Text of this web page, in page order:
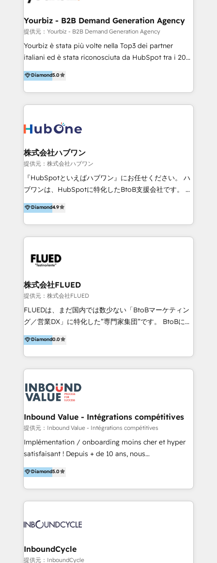
Integrations 💎Go-To-Market (GTM) Strategies &
Account-Based Marketing 💎CMS Development &
Conversion-Focused Websites With a 5.0⭐average
rating and 140+ verified client reviews on the
businesses globally for consistent delivery and high
client satisfaction. With deep HubSpot expertise and
your business with a proven and reliable HubSpot
Diamond Partner? 👉Connect with TRooInbound
today (https://www.trooinbound.com/contact-us)
Yourbiz - B2B Demand Generation Agency
提供元：Yourbiz - B2B Demand Generation Agency
Yourbiz è stata più volte nella Top3 dei partner
italiani ed è stata riconosciuta da HubSpot tra i 20
migliori partner EMEA per la gestione del cliente.
Stiamo accompagnando oltre 100 aziende nella
digitalizzazione e ottimizzazione dei processi di
marketing e vendita. Il nostro metodo DAM è stato
mappatura dei canali di acquisizione dei contatti e
HubSpot come fornitore ufficiale per le integrazioni
tra il CRM e altri sistemi aziendali, tra cui SAP,
AS400, TeamSystem. HubSpot ci ha riconosciuto
come formatori ufficiali per l'adozione del CRM in
50% più alto tra i nostri clienti rispetto le altre
aziende. Lavoriamo con aziende B2B tra i 5 e i 35
massimizzare il ritorno sugli investimenti.
Diamond5.0
株式会社ハブワン
提供元：株式会社ハブワン
『HubSpotといえばハブワン』にお任せください。 ハ
ブワンは、HubSpotに特化したBtoB支援会社です。 ノ
ーコードCMS構築、CRM／MA／SFAの設計・運用、他
システムAPI連携・開発、営業定着支援、カスタマーサ
クセス体制の設計まで、ワンストップ完結できる支援体
制を整えています。 HubSpotの導入支援だけでなく、
ナリオ設計まで含めてご提案。「導入して終わり」では
と。それが、ハブワンのスタンスです。 また、
HubSpotはもちろん、ferret One、WordPress、
Movable Type（Power CMS）などの各種CMSを活用
し、延べ100社以上のBtoB企業のサイト制作経験をもと
ーコードテーマテンプレートを独自開発。 企業のさま
ざまな課題やニーズに対して「戦略、設計・デザイン、
『最適なハブ』になります。 ーーーーーーーーーーー
ーーーーーーーーーーーーーーーーーーー 【プロジェ
90分程度） -現状課題の抽出、現実的な目標の確認 -要
件整理、必要十分なHubSpot製品の組合せのご提案 -お
見積り提示・ご承認、スケジュール決定、プロジェクト
キックオフ -マーケティング戦略策定（KGI）、ウェブ
戦略・戦術の設計（KPI） -全体導線遷移設計、ビジュ
プレート構築（CMS Hub） -顧客ライフサイクルステ
義・構築（Marketing Hub） -営業パイプラインの定
（Salesforce,SanSan,freeeなどとのデータ連携） -テ
Diamond4.9
株式会社FLUED
提供元：株式会社FLUED
FLUEDは、まだ国内では数少ない「BtoBマーケティン
グ／営業DX」に特化した”専門家集団”です。 BtoBに特
化し、WEB制作や広告運用などのオンライン施策か
ら、インサイドセールスや展示会などのオフライン施策
まで支援しています。 「経験豊富な”専門家集団”によ
るプロジェクト参加型の支援」で、戦略・企画などのコ
BPO・実務まで幅広いご支援が可能です。 また、2022
年に国内初のBtoB営業DXに関する書籍『業務効率化か
らはじめるBtoB営業DX BtoB営業もここまでデジタル
化できる! 」を出版いたしました。 HubSpotの導入／
活用支援以外にも、下記のようなサービスを提供してい
ます。 - ABMターゲット定義 / リスト作成 - カスタマ
着 - WEB / LP / BtoB-EC制作 - WEB広告(Google/FB
他)運用 - 記事コンテンツ / 動画制作 - インサイドセー
織構築
Diamond0.0
Inbound Value - Intégrations compétitives
提供元：Inbound Value - Intégrations compétitives
Implémentation / onboarding moins cher et hyper
satisfaisant ! Depuis + de 10 ans, nous
accompagnons des entreprises dans
l’automatisation de leur croissance digitale via
HubSpot avec une approche compétitive. Nous
aidons nos clients à générer plus de RDV en
sommes une agence d’Inbound marketing et sales à
Diamond5.0
InboundCycle
提供元：InboundCycle